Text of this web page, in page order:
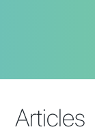
Articles